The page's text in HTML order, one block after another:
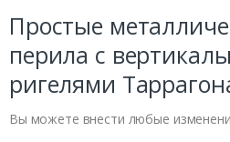
Простые
перила с
ригелями
Вы можете внести любые